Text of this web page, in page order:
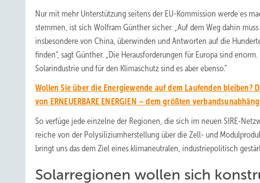
Nur mit mehr Unterstützung seitens der EU-Kommission werde es
stemmen, ist sich Wolfram Günther sicher. „Auf dem Weg dahin
insbesondere von China, überwinden und Antworten auf die
finden“, sagt Günther. „Die Herausforderungen für Europa sind
Solarindustrie und für den Klimaschutz sind es aber ebenso.“
Wollen Sie über die Energiewende auf dem Laufenden bleiben?
von ERNEUERBARE ENERGIEN – dem größten
So verfüge jede einzelne der Regionen, die sich im neuen SIRE-
reiche von der Polysiliziumherstellung über die Zell- und
bringt uns das dem Ziel eines klimaneutralen, industriepolitisch
Solarregionen wollen sich